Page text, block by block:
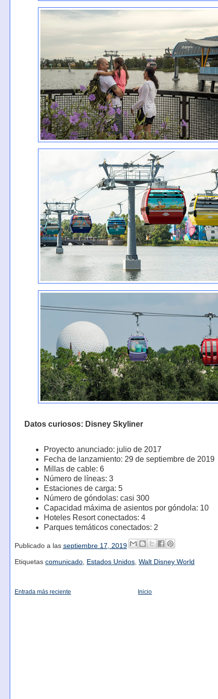
Datos curiosos: Disney Skyliner
Proyecto anunciado: julio de 2017
Fecha de lanzamiento: 29 de septiembre de 2019
Millas de cable: 6
Número de líneas: 3
Estaciones de carga: 5
Número de góndolas: casi 300
Capacidad máxima de asientos por góndola: 10
Hoteles Resort conectados: 4
Parques temáticos conectados: 2
Publicado a las septiembre 17, 2019
Etiquetas comunicado, Estados Unidos, Walt Disney World
Entrada más reciente Inicio